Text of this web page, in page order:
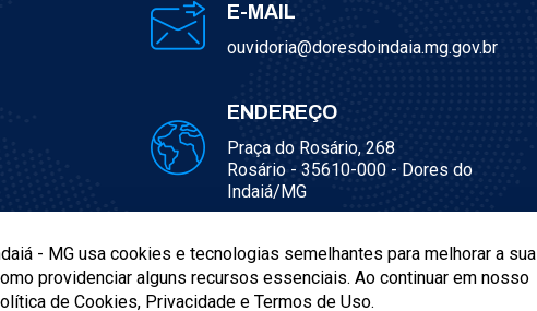
E-MAIL
ouvidoria@doresdoindaia.mg.gov.br
ENDEREÇO
Praça do Rosário, 268
Rosário - 35610-000 - Dores do
Indaiá/MG
- MG usa cookies e tecnologias semelhantes para melhorar a sua
providenciar alguns recursos essenciais. Ao continuar em nosso
de Cookies, Privacidade e Termos de Uso.